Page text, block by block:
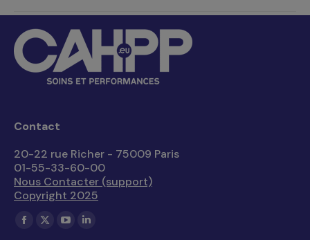
Contact
20-22 rue Richer - 75009 Paris
01-55-33-60-00
Nous Contacter (support)
Copyright 2025
Trouvez nous sur :
La
La
La
La